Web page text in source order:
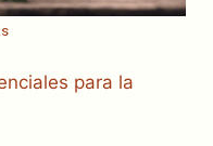
para la